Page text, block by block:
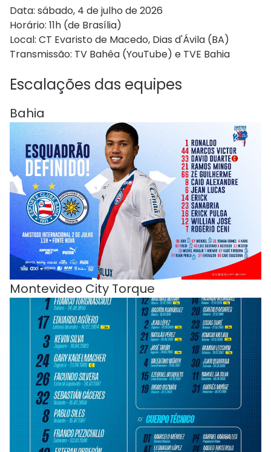
Data: sábado, 4 de julho de 2026
Horário: 11h (de Brasília)
Local: CT Evaristo de Macedo, Dias d'Ávila (BA)
Transmissão: TV Bahêa (YouTube) e TVE Bahia
Escalações das equipes
Bahia
Montevideo City Torque